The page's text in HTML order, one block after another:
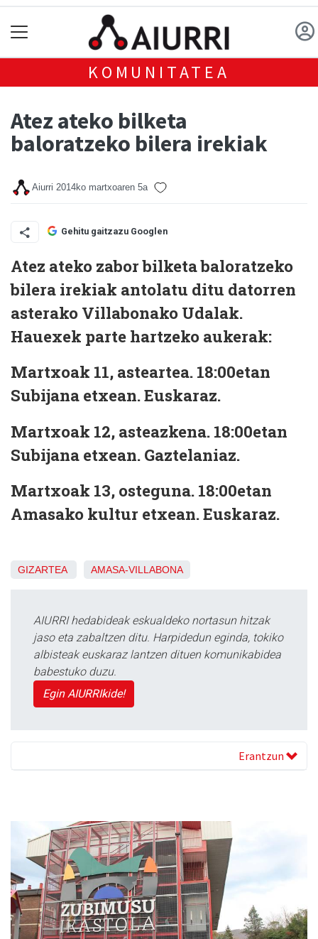
KOMUNITATEA
Atez ateko bilketa
baloratzeko bilera irekiak
Aiurri 2014ko martxoaren 5a
Gehitu gaitzazu Googlen
Atez ateko zabor bilketa baloratzeko
bilera irekiak antolatu ditu datorren
asterako Villabonako Udalak.
Hauexek parte hartzeko aukerak:
Martxoak 11, asteartea. 18:00etan
Subijana etxean. Euskaraz.
Martxoak 12, asteazkena. 18:00etan
Subijana etxean. Gaztelaniaz.
Martxoak 13, osteguna. 18:00etan
Amasako kultur etxean. Euskaraz.
GIZARTEA AMASA-VILLABONA
AIURRI hedabideak eskualdeko nortasun hitzak
jaso eta zabaltzen ditu. Harpidedun eginda, tokiko
albisteak euskaraz lantzen dituen komunikabidea
babestuko duzu.
Egin AIURRIkide!
Erantzun